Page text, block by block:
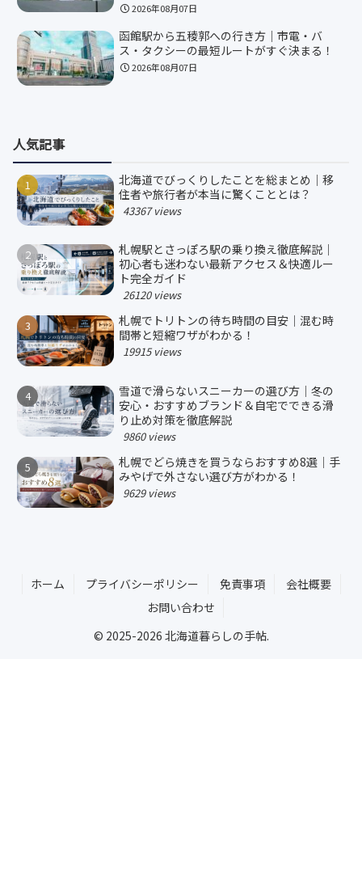
2026年08月07日
函館駅から五稜郭への行き方｜市電・バ
ス・タクシーの最短ルートがすぐ決まる！
2026年08月07日
人気記事
北海道でびっくりしたことを総まとめ｜移
住者や旅行者が本当に驚くこととは？
43367 views
札幌駅とさっぽろ駅の乗り換え徹底解説｜
初心者も迷わない最新アクセス＆快適ルー
ト完全ガイド
26120 views
札幌でトリトンの待ち時間の目安｜混む時
間帯と短縮ワザがわかる！
19915 views
雪道で滑らないスニーカーの選び方｜冬の
安心・おすすめブランド＆自宅でできる滑
り止め対策を徹底解説
9860 views
札幌でどら焼きを買うならおすすめ8選｜手
みやげで外さない選び方がわかる！
9629 views
ホーム プライバシーポリシー 免責事項
会社概要
お問い合わせ
© 2025-2026 北海道暮らしの手帖.